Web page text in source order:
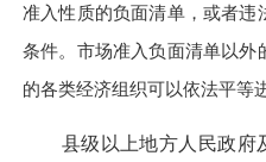
准入性质的负面清单，或者违
条件。市场准入负面清单以外
的各类经济组织可以依法平等
县级以上地方人民政府